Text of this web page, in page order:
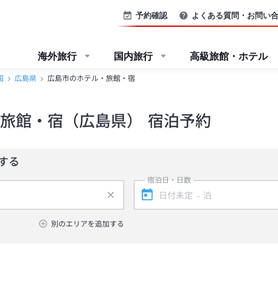
予約確認 よくある質問・お問い
海外旅行 国内旅行 高級旅館・ホテル
広島県 広島市のホテル・旅館・宿
館・宿（広島県） 宿泊予約
る
別のエリアを追加する
宿泊日・日数